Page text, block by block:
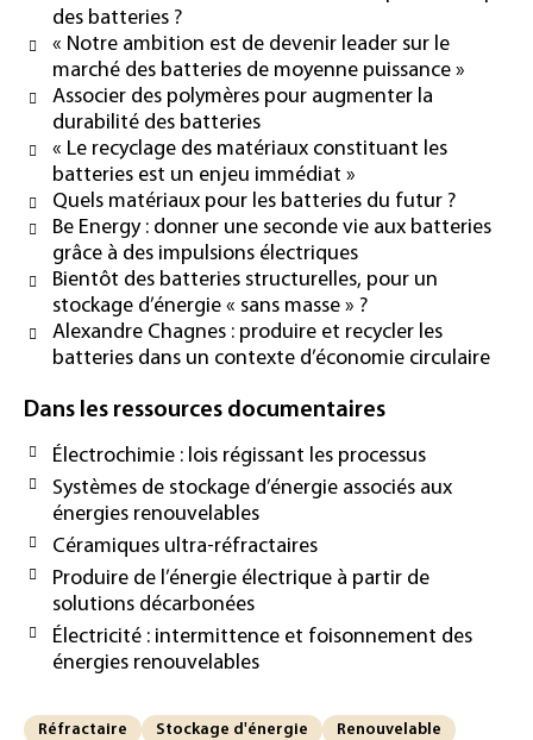
des batteries ?
« Notre ambition est de devenir leader sur le
marché des batteries de moyenne puissance »
Associer des polymères pour augmenter la
durabilité des batteries
« Le recyclage des matériaux constituant les
batteries est un enjeu immédiat »
Quels matériaux pour les batteries du futur ?
Be Energy : donner une seconde vie aux batteries
grâce à des impulsions électriques
Bientôt des batteries structurelles, pour un
stockage d’énergie « sans masse » ?
Alexandre Chagnes : produire et recycler les
batteries dans un contexte d’économie circulaire
Dans les ressources documentaires
Électrochimie : lois régissant les processus
Systèmes de stockage d’énergie associés aux
énergies renouvelables
Céramiques ultra-réfractaires
Produire de l’énergie électrique à partir de
solutions décarbonées
Électricité : intermittence et foisonnement des
énergies renouvelables
Réfractaire Stockage d'énergie
Renouvelable